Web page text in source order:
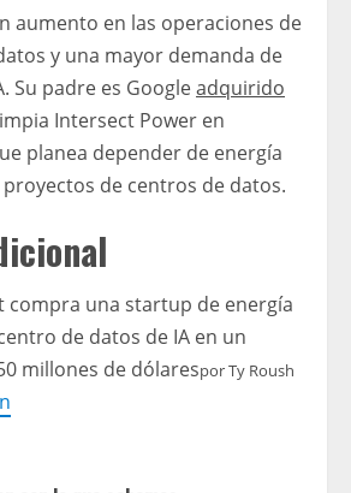
aumento en las operaciones de
y una mayor demanda de
Su padre es Googleadquirido
Intersect Power en
planea depender de energía
de centros de datos.
compra una startup de energía
de datos de IA en un
millones de dólaresporTy Roush